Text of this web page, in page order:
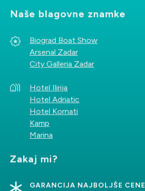
E-pošta
Telefon
Sporočilo
Ponovno vnesite črke
Naše blagovne znamke
Biograd Boat Show
Arsenal Zadar
City Galleria Zadar
Hotel Ilirija
Hotel Adriatic
Hotel Kornati
Kamp
Marina
Zakaj mi?
GARANCIJA NAJBOLJŠE CENE